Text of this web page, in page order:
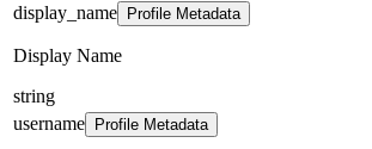
display_name
Profile Metadata
Display Name
string
username
Profile Metadata